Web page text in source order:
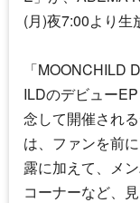
(月)夜7:00より生
「MOONCHILD
ILDのデビュー
念して開催され
は、ファンを前
露に加えて、メ
コーナーなど、